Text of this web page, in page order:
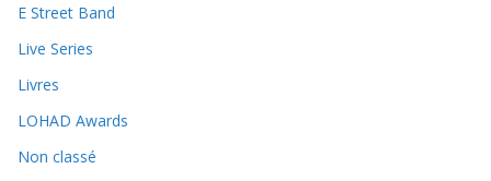
E Street Band
Live Series
Livres
LOHAD Awards
Non classé